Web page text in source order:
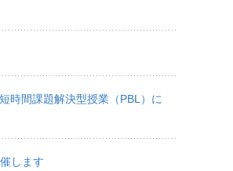
時間課題解決型授業（PBL）に
します